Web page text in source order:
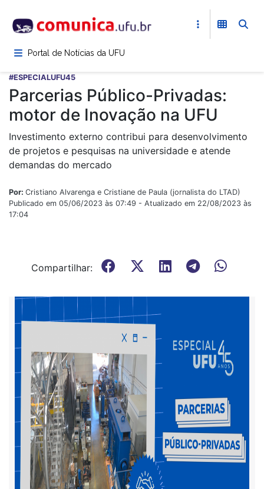
para
conteúdoPortal de Notícias da UFU
#ESPECIALUFU45
Parcerias Público-Privadas:
motor de Inovação na UFU
Investimento externo contribui para desenvolvimento
de projetos e pesquisas na universidade e atende
demandas do mercado
Por: Cristiano Alvarenga e Cristiane de Paula (jornalista do LTAD)
Publicado em 05/06/2023 às 07:49 - Atualizado em 22/08/2023 às
17:04
Compartilhar: